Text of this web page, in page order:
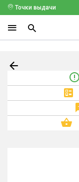
Точки выдачи